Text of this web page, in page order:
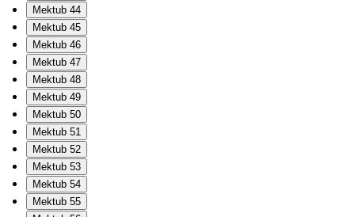
Mektub 44
Mektub 45
Mektub 46
Mektub 47
Mektub 48
Mektub 49
Mektub 50
Mektub 51
Mektub 52
Mektub 53
Mektub 54
Mektub 55